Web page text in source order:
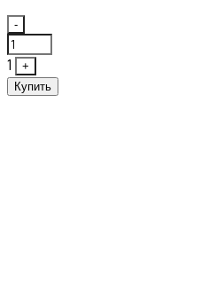
Quantity
-
1
+
Купить